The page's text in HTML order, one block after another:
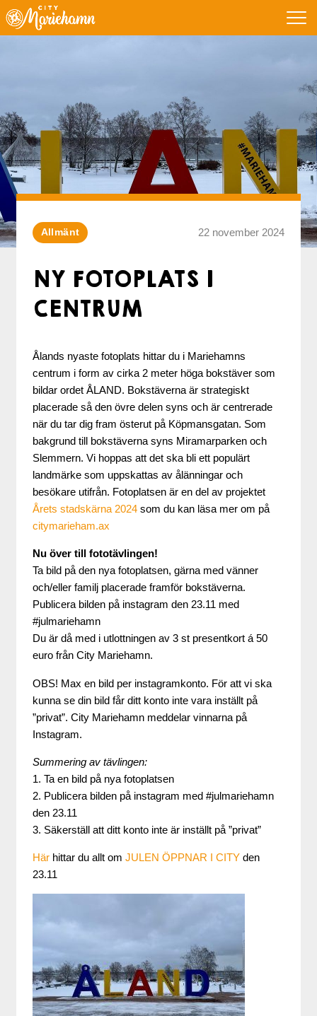
Allmänt 22 november 2024
NY FOTOPLATS I
CENTRUM
Ålands nyaste fotoplats hittar du i Mariehamns
centrum i form av cirka 2 meter höga bokstäver som
bildar ordet ÅLAND. Bokstäverna är strategiskt
placerade så den övre delen syns och är centrerade
när du tar dig fram österut på Köpmansgatan. Som
bakgrund till bokstäverna syns Miramarparken och
Slemmern. Vi hoppas att det ska bli ett populärt
landmärke som uppskattas av ålänningar och
besökare utifrån. Fotoplatsen är en del av projektet
Årets stadskärna 2024som du kan läsa mer om på
citymarieham.ax
Nu över till fototävlingen!
Ta bild på den nya fotoplatsen, gärna med vänner
och/eller familj placerade framför bokstäverna.
Publicera bilden på instagram den 23.11 med
#julmariehamn
Du är då med i utlottningen av 3 st presentkort á 50
euro från City Mariehamn.
OBS! Max en bild per instagramkonto. För att vi ska
kunna se din bild får ditt konto inte vara inställt på
”privat”. City Mariehamn meddelar vinnarna på
Instagram.
Summering av tävlingen:
1. Ta en bild på nya fotoplatsen
2. Publicera bilden på instagram med #julmariehamn
den 23.11
3. Säkerställ att ditt konto inte är inställt på ”privat”
Härhittar du allt om JULEN ÖPPNAR I CITYden
23.11